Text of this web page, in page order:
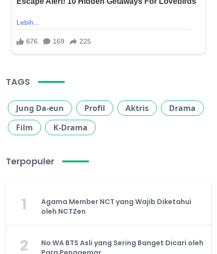
TAGS
Jung Da-eun Profil Aktris
Drama
Film
K-Drama
Terpopuler
1
Agama Member NCT yang Wajib Diketahui
oleh NCTZen
2
No WA BTS Asli yang Sering Banget Dicari oleh